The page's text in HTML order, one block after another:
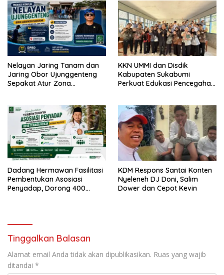
Nelayan Jaring Tanam dan
Jaring Obor Ujunggenteng
Sepakat Atur Zona
KKN UMMI dan Disdik
Kabupaten Sukabumi
Perkuat Edukasi Pencegahan
Dadang Hermawan Fasilitasi
Pembentukan Asosiasi
Penyadap, Dorong 400
KDM Respons Santai Konten
Nyeleneh DJ Doni, Salim
Dower dan Cepot Kevin
Tinggalkan Balasan
Alamat email Anda tidak akan dipublikasikan. Ruas yang wajib
ditandai *